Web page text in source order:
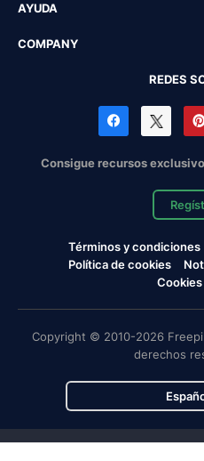
AYUDA
COMPANY
REDES
Consigue recursos
Términos y condiciones
Política de cookies
Copyright © 2010-2026
derechos